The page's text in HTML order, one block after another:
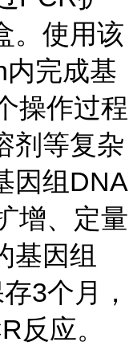
。使用该
完成基
操作过程
剂等复杂
因组DNA
增、定量
基因组
3个月，
反应。